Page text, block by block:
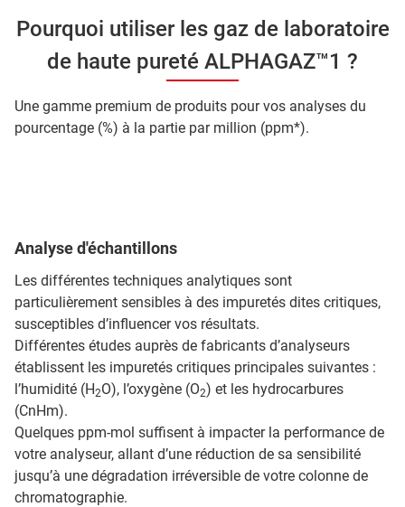
Pourquoi utiliser les gaz de laboratoire
de haute pureté ALPHAGAZ™1 ?
Une gamme premium de produits pour vos analyses du
pourcentage (%) à la partie par million (ppm*).
Analyse d'échantillons
Les différentes techniques analytiques sont
particulièrement sensibles à des impuretés dites critiques,
susceptibles d’influencer vos résultats.
Différentes études auprès de fabricants d’analyseurs
établissent les impuretés critiques principales suivantes :
l’humidité (H2O), l’oxygène (O2) et les hydrocarbures
(CnHm).
Quelques ppm-mol suffisent à impacter la performance de
votre analyseur, allant d’une réduction de sa sensibilité
jusqu’à une dégradation irréversible de votre colonne de
chromatographie.